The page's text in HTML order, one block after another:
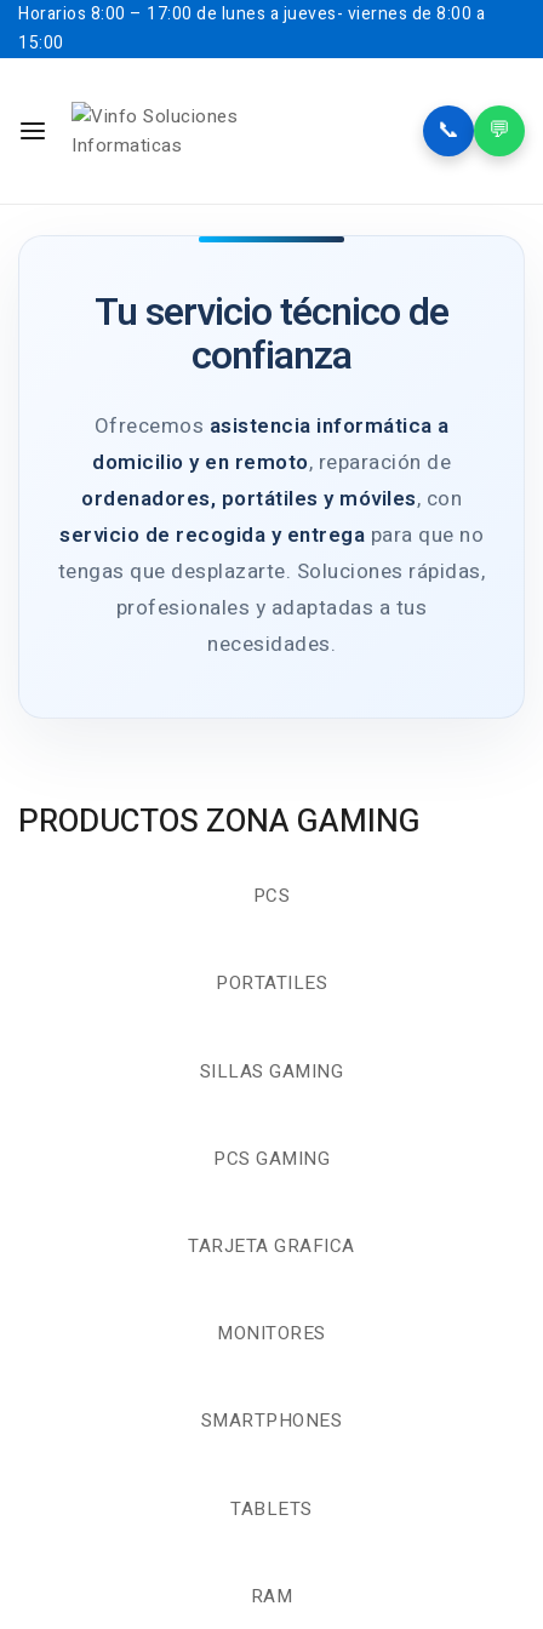
Horarios 8:00 – 17:00 de lunes a jueves- viernes de 8:00 a
15:00
📞 💬
Tu servicio técnico de
confianza
Ofrecemos asistencia informática a
domicilio y en remoto, reparación de
ordenadores, portátiles y móviles, con
servicio de recogida y entrega para que no
tengas que desplazarte. Soluciones rápidas,
profesionales y adaptadas a tus
necesidades.
PRODUCTOS ZONA GAMING
PCS
PORTATILES
SILLAS GAMING
PCS GAMING
TARJETA GRAFICA
MONITORES
SMARTPHONES
TABLETS
RAM